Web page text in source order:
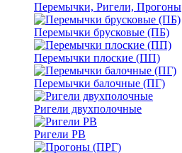
Перемычки, Ригели, Прогоны
Перемычки брусковые (ПБ)
Перемычки плоские (ПП)
Перемычки балочные (ПГ)
Ригели двухполочные
Ригели РВ